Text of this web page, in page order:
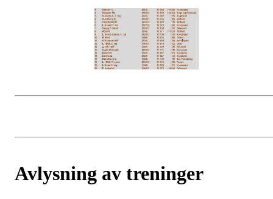
Avlysning av treninger